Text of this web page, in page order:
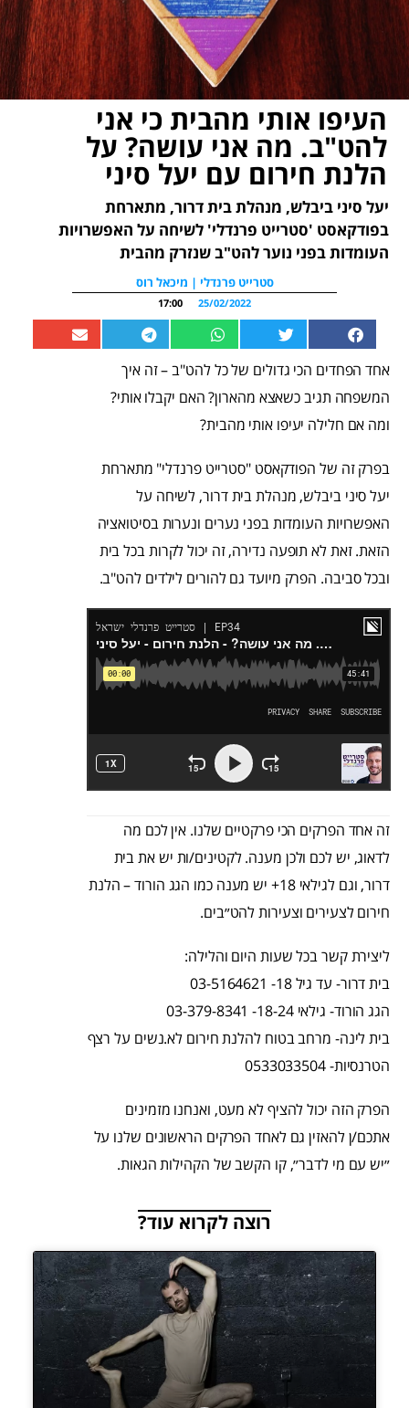
העיפו אותי מהבית כי אני
להט"ב. מה אני עושה? על
הלנת חירום עם יעל סיני
יעל סיני ביבלש, מנהלת בית דרור, מתארחת
בפודקאסט 'סטרייט פרנדלי' לשיחה על האפשרויות
העומדות בפני נוער להט"ב שנזרק מהבית
סטרייט פרנדלי | מיכאל רוס
25/02/2022
17:00
אחד הפחדים הכי גדולים של כל להט"ב – זה איך
המשפחה תגיב כשאצא מהארון? האם יקבלו אותי?
ומה אם חלילה יעיפו אותי מהבית?
בפרק זה של הפודקאסט "סטרייט פרנדלי" מתארחת
יעל סיני ביבלש, מנהלת בית דרור, לשיחה על
האפשרויות העומדות בפני נערים ונערות בסיטואציה
הזאת. זאת לא תופעה נדירה, זה יכול לקרות בכל בית
ובכל סביבה. הפרק מיועד גם להורים לילדים להט"ב.
זה אחד הפרקים הכי פרקטיים שלנו. אין לכם מה
לדאוג, יש לכם ולכן מענה. לקטינים/ות יש את בית
דרור, וגם לגילאי 18+ יש מענה כמו הגג הורוד – הלנת
חירום לצעירים וצעירות להט״בים.
ליצירת קשר בכל שעות היום והלילה:
בית דרור- עד גיל 18- 03-5164621
הגג הורוד- גילאי 18-24- 03-379-8341
בית לינה- מרחב בטוח להלנת חירום לא.נשים על רצף
הטרנסיות- 0533033504
הפרק הזה יכול להציף לא מעט, ואנחנו מזמינים
אתכם/ן להאזין גם לאחד הפרקים הראשונים שלנו על
״יש עם מי לדבר״, קו הקשב של הקהילות הגאות.
רוצה לקרוא עוד?